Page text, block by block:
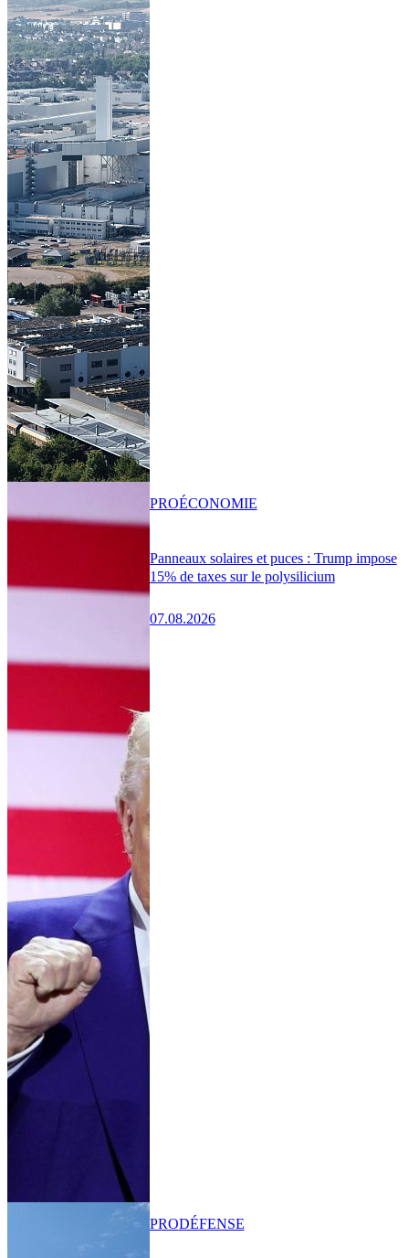
Panneaux solaires et puces : Trump impose
15% de taxes sur le polysilicium
07.08.2026
PROÉCONOMIE
PRODÉFENSE